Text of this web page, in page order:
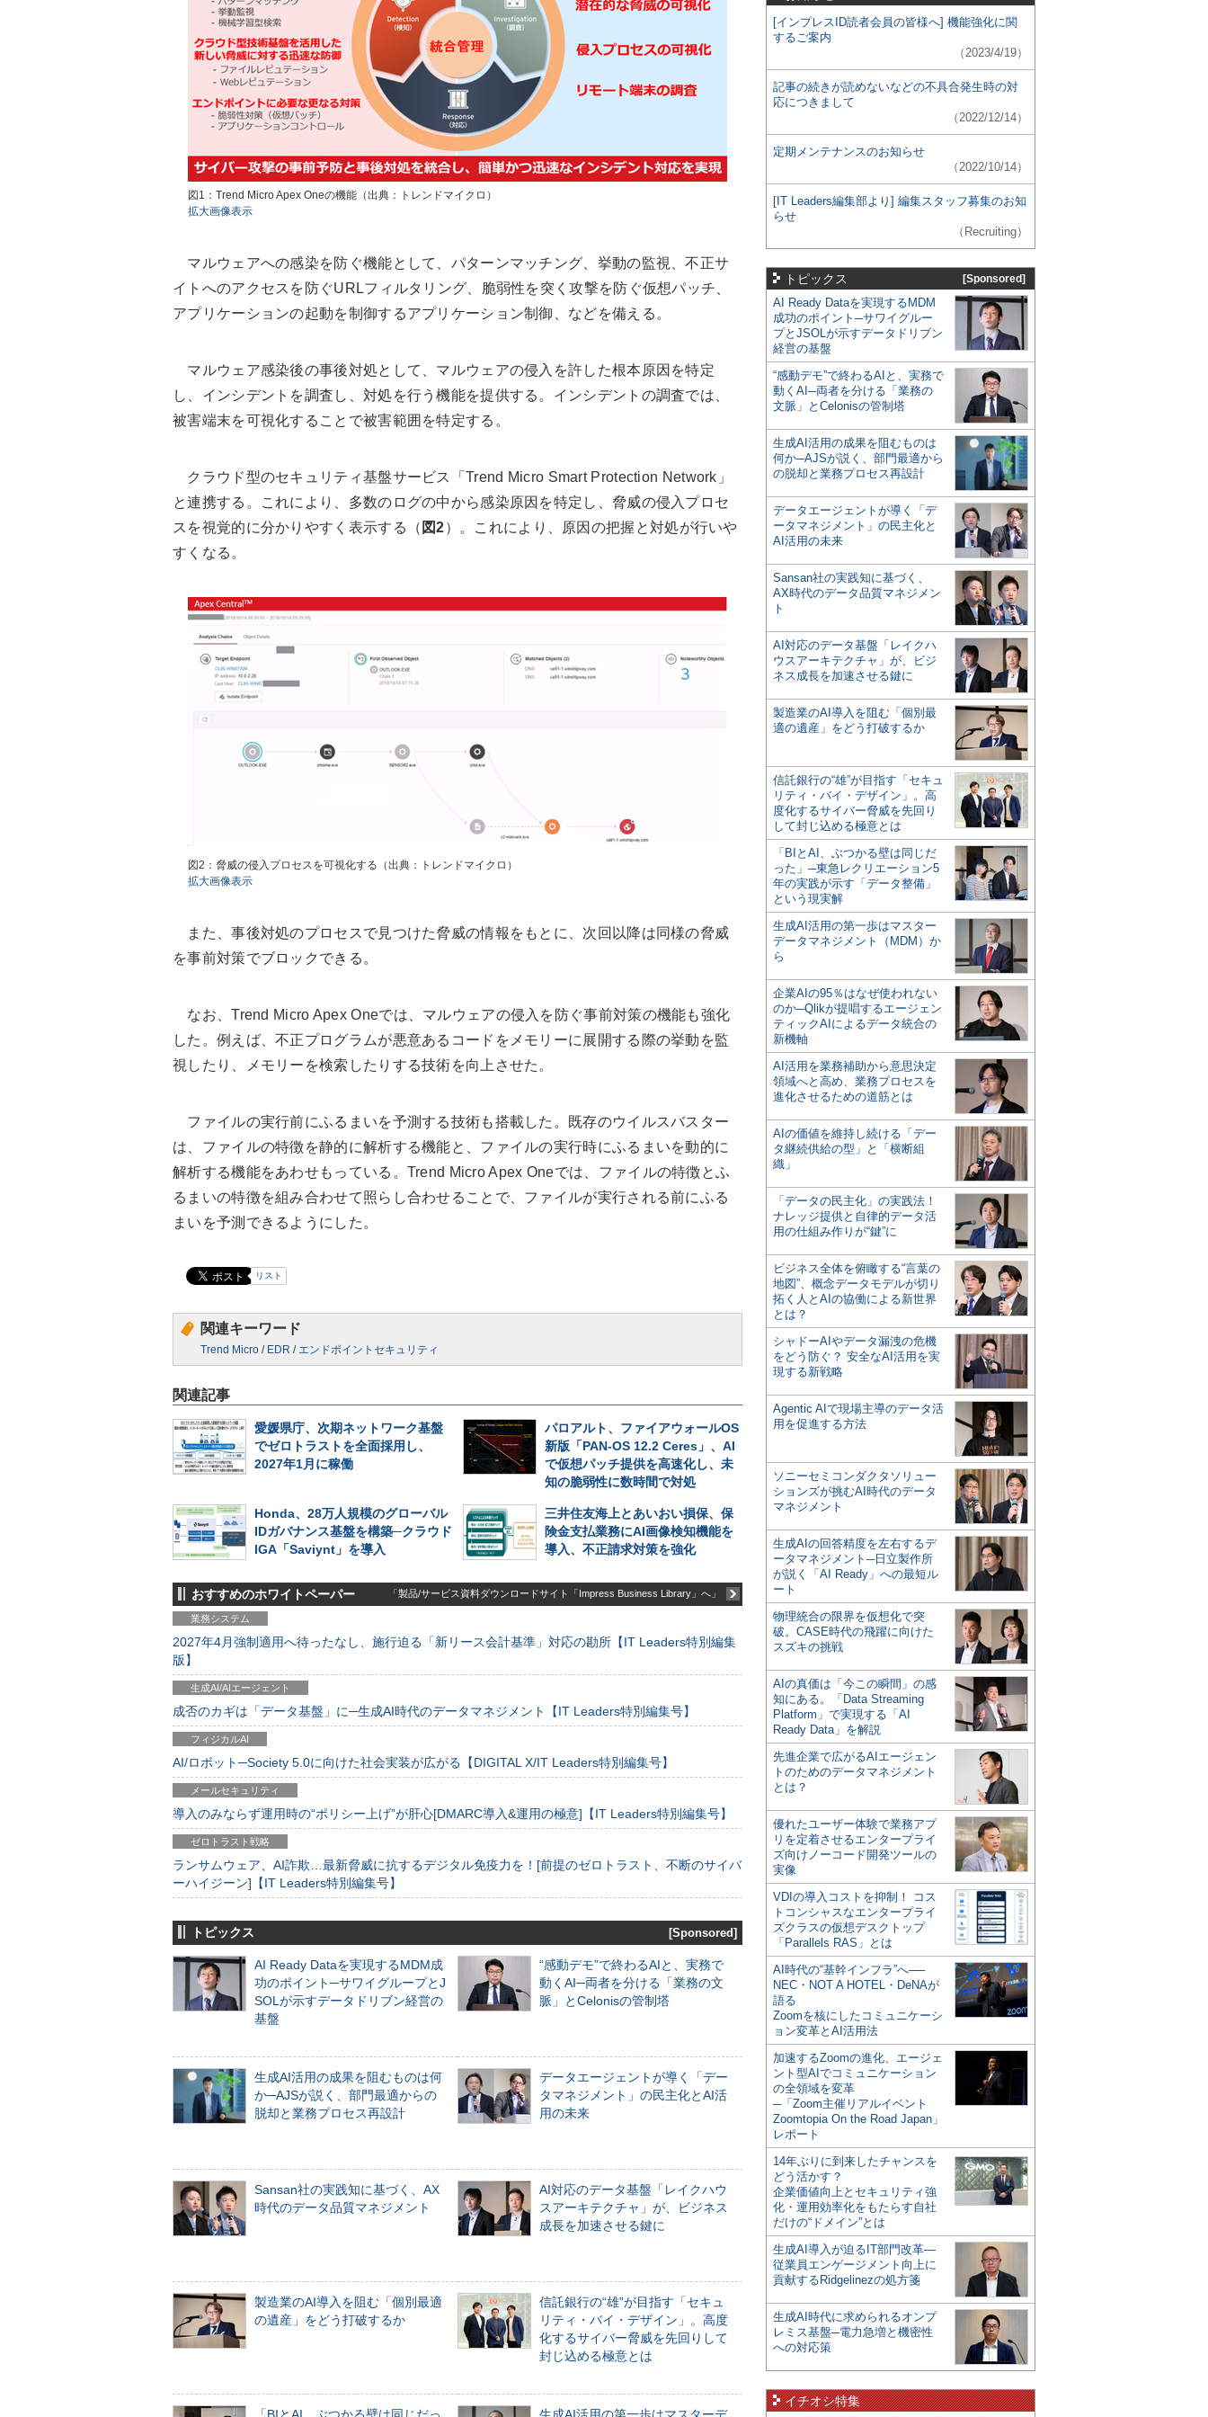
図1：Trend Micro Apex Oneの機能（出典：トレンドマイクロ）
拡大画像表示
マルウェアへの感染を防ぐ機能として、パターンマッチング、挙動の監視、不正サ
イトへのアクセスを防ぐURLフィルタリング、脆弱性を突く攻撃を防ぐ仮想パッチ、
アプリケーションの起動を制御するアプリケーション制御、などを備える。
マルウェア感染後の事後対処として、マルウェアの侵入を許した根本原因を特定
し、インシデントを調査し、対処を行う機能を提供する。インシデントの調査では、
被害端末を可視化することで被害範囲を特定する。
クラウド型のセキュリティ基盤サービス「Trend Micro Smart Protection Network」
と連携する。これにより、多数のログの中から感染原因を特定し、脅威の侵入プロセ
スを視覚的に分かりやすく表示する（ 図2）。これにより、原因の把握と対処が行いや
すくなる。
図2：脅威の侵入プロセスを可視化する（出典：トレンドマイクロ）
拡大画像表示
また、事後対処のプロセスで見つけた脅威の情報をもとに、次回以降は同様の脅威
を事前対策でブロックできる。
なお、Trend Micro Apex Oneでは、マルウェアの侵入を防ぐ事前対策の機能も強化
した。例えば、不正プログラムが悪意あるコードをメモリーに展開する際の挙動を監
視したり、メモリーを検索したりする技術を向上させた。
ファイルの実行前にふるまいを予測する技術も搭載した。既存のウイルスバスター
は、ファイルの特徴を静的に解析する機能と、ファイルの実行時にふるまいを動的に
解析する機能をあわせもっている。Trend Micro Apex Oneでは、ファイルの特徴とふ
るまいの特徴を組み合わせて照らし合わせることで、ファイルが実行される前にふる
まいを予測できるようにした。
リスト
関連キーワード
Trend Micro / EDR / エンドポイントセキュリティ
関連記事
愛媛県庁、次期ネットワーク基盤
でゼロトラストを全面採用し、
2027年1月に稼働
パロアルト、ファイアウォールOS
新版「PAN-OS 12.2 Ceres」、AI
で仮想パッチ提供を高速化し、未
知の脆弱性に数時間で対処
Honda、28万人規模のグローバル
IDガバナンス基盤を構築─クラウド
IGA「Saviynt」を導入
三井住友海上とあいおい損保、保
険金支払業務にAI画像検知機能を
導入、不正請求対策を強化
おすすめのホワイトペーパー 「製品/サービス資料ダウンロードサイト「Impress Business Library」へ」
業務システム
2027年4月強制適用へ待ったなし、施行迫る「新リース会計基準」対応の勘所【IT Leaders特別編集
版】
生成AI/AIエージェント
成否のカギは「データ基盤」に─生成AI時代のデータマネジメント【IT Leaders特別編集号】
フィジカルAI
AI/ロボット─Society 5.0に向けた社会実装が広がる【DIGITAL X/IT Leaders特別編集号】
メールセキュリティ
導入のみならず運用時の“ポリシー上げ”が肝心[DMARC導入&運用の極意]【IT Leaders特別編集号】
ゼロトラスト戦略
ランサムウェア、AI詐欺…最新脅威に抗するデジタル免疫力を！[前提のゼロトラスト、不断のサイバ
ーハイジーン]【IT Leaders特別編集号】
トピックス [Sponsored]
AI Ready Dataを実現するMDM成
功のポイント─サワイグループとJ
SOLが示すデータドリブン経営の
基盤
“感動デモ”で終わるAIと、実務で
動くAI─両者を分ける「業務の文
脈」とCelonisの管制塔
生成AI活用の成果を阻むものは何
か─AJSが説く、部門最適からの
脱却と業務プロセス再設計
データエージェントが導く「デー
タマネジメント」の民主化とAI活
用の未来
Sansan社の実践知に基づく、AX
時代のデータ品質マネジメント
AI対応のデータ基盤「レイクハウ
スアーキテクチャ」が、ビジネス
成長を加速させる鍵に
製造業のAI導入を阻む「個別最適
の遺産」をどう打破するか
信託銀行の“雄”が目指す「セキュ
リティ・バイ・デザイン」。高度
化するサイバー脅威を先回りして
封じ込める極意とは
[インプレスID読者会員の皆様へ] 機能強化に関
するご案内
（2023/4/19）
記事の続きが読めないなどの不具合発生時の対
応につきまして
（2022/12/14）
定期メンテナンスのお知らせ
（2022/10/14）
[IT Leaders編集部より] 編集スタッフ募集のお知
らせ
（Recruiting）
トピックス [Sponsored]
AI Ready Dataを実現するMDM
成功のポイント─サワイグルー
プとJSOLが示すデータドリブン
経営の基盤
“感動デモ”で終わるAIと、実務で
動くAI─両者を分ける「業務の
文脈」とCelonisの管制塔
生成AI活用の成果を阻むものは
何か─AJSが説く、部門最適から
の脱却と業務プロセス再設計
データエージェントが導く「デ
ータマネジメント」の民主化と
AI活用の未来
Sansan社の実践知に基づく、
AX時代のデータ品質マネジメン
ト
AI対応のデータ基盤「レイクハ
ウスアーキテクチャ」が、ビジ
ネス成長を加速させる鍵に
製造業のAI導入を阻む「個別最
適の遺産」をどう打破するか
信託銀行の“雄”が目指す「セキュ
リティ・バイ・デザイン」。高
度化するサイバー脅威を先回り
して封じ込める極意とは
「BIとAI、ぶつかる壁は同じだ
った」─東急レクリエーション5
年の実践が示す「データ整備」
という現実解
生成AI活用の第一歩はマスター
データマネジメント（MDM）か
ら
企業AIの95％はなぜ使われない
のか─Qlikが提唱するエージェン
ティックAIによるデータ統合の
新機軸
AI活用を業務補助から意思決定
領域へと高め、業務プロセスを
進化させるための道筋とは
AIの価値を維持し続ける「デー
タ継続供給の型」と「横断組
織」
「データの民主化」の実践法！
ナレッジ提供と自律的データ活
用の仕組み作りが“鍵”に
ビジネス全体を俯瞰する“言葉の
地図”、概念データモデルが切り
拓く人とAIの協働による新世界
とは？
シャドーAIやデータ漏洩の危機
をどう防ぐ？ 安全なAI活用を実
現する新戦略
Agentic AIで現場主導のデータ活
用を促進する方法
ソニーセミコンダクタソリュー
ションズが挑むAI時代のデータ
マネジメント
生成AIの回答精度を左右するデ
ータマネジメント─日立製作所
が説く「AI Ready」への最短ル
ート
物理統合の限界を仮想化で突
破。CASE時代の飛躍に向けた
スズキの挑戦
AIの真価は「今この瞬間」の感
知にある。「Data Streaming
Platform」で実現する「AI
Ready Data」を解説
先進企業で広がるAIエージェン
トのためのデータマネジメント
とは？
優れたユーザー体験で業務アプ
リを定着させるエンタープライ
ズ向けノーコード開発ツールの
実像
VDIの導入コストを抑制！ コス
トコンシャスなエンタープライ
ズクラスの仮想デスクトップ
「Parallels RAS」とは
AI時代の“基幹インフラ”へ──
NEC・NOT A HOTEL・DeNAが
語る
Zoomを核にしたコミュニケーシ
ョン変革とAI活用法
加速するZoomの進化、エージェ
ント型AIでコミュニケーション
の全領域を変革
─「Zoom主催リアルイベント
Zoomtopia On the Road Japan」
レポート
14年ぶりに到来したチャンスを
どう活かす？
企業価値向上とセキュリティ強
化・運用効率化をもたらす自社
だけの“ドメイン”とは
生成AI導入が迫るIT部門改革―
従業員エンゲージメント向上に
貢献するRidgelinezの処方箋
生成AI時代に求められるオンプ
レミス基盤─電力急増と機密性
への対応策
イチオシ特集